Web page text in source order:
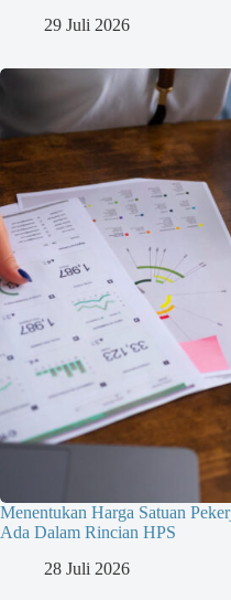
29 Juli 2026
Menentukan Harga Satuan
Ada Dalam Rincian HPS
28 Juli 2026